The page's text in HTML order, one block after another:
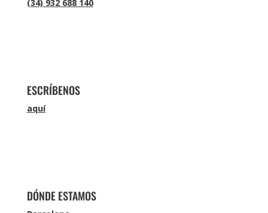
(34) 932 688 140
ESCRÍBENOS
aquí
DÓNDE ESTAMOS